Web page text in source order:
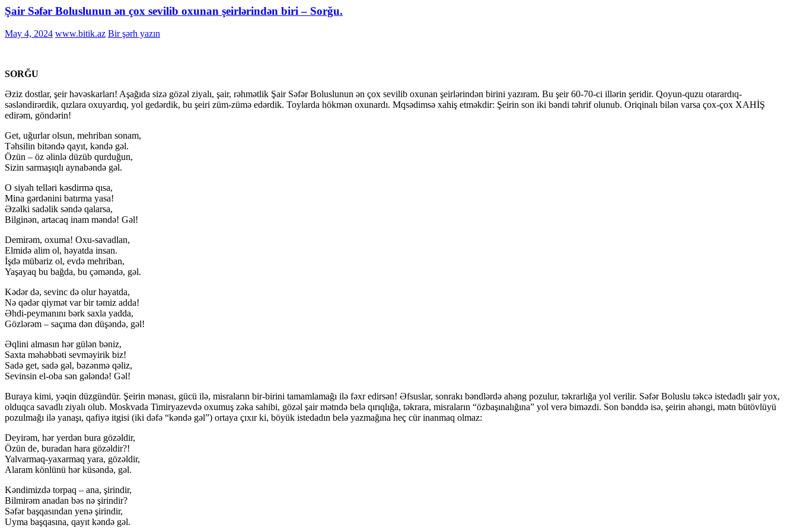
Şair Səfər Boluslunun ən çox sevilib oxunan şeirlərindən biri – Sorğu.
May 4, 2024 www.bitik.az Bir şərh yazın
SORĞU
Əziz dostlar, şeir həvəskarları! Aşağıda sizə gözəl ziyalı, şair, rəhmətlik Şair Səfər Boluslunun ən çox sevilib oxunan şeirlərindən birini yazıram. Bu şeir 60-70-ci illərin şeridir. Qoyun-quzu otarardıq-
səsləndirərdik, qızlara oxuyardıq, yol gedərdik, bu şeiri züm-zümə edərdik. Toylarda hökmən oxunardı. Mqsədimsə xahiş etməkdir: Şeirin son iki bəndi təhrif olunub. Oriqinalı bilən varsa çox-çox XAHİŞ
edirəm, göndərin!
Get, uğurlar olsun, mehriban sonam,
Təhsilin bitəndə qayıt, kəndə gəl.
Özün – öz əlinlə düzüb qurduğun,
Sizin sarmaşıqlı aynabəndə gəl.
O siyah telləri kəsdirmə qısa,
Mina gərdənini batırma yasa!
Əzəlki sadəlik səndə qalarsa,
Bilginən, artacaq inam məndə! Gəl!
Demirəm, oxuma! Oxu-savadlan,
Elmidə alim ol, həyatda insan.
İşdə mübariz ol, evdə mehriban,
Yaşayaq bu bağda, bu çəməndə, gəl.
Kədər də, sevinc də olur həyatda,
Nə qədər qiymət var bir təmiz adda!
Əhdi-peymanını bərk saxla yadda,
Gözlərəm – saçıma dən düşəndə, gəl!
Əqlini almasın hər gülən bəniz,
Saxta məhəbbəti sevməyirik biz!
Sadə get, sadə gəl, bəzənmə qəliz,
Sevinsin el-oba sən gələndə! Gəl!
Buraya kimi, yəqin düzgündür. Şeirin mənası, gücü ilə, misraların bir-birini tamamlamağı ilə fəxr edirsən! Əfsuslar, sonrakı bəndlərdə ahəng pozulur, təkrarlığa yol verilir. Səfər Boluslu təkcə istedadlı şair yox,
olduqca savadlı ziyalı olub. Moskvada Timiryazevdə oxumuş zəka sahibi, gözəl şair mətndə belə qırıqlığa, təkrara, misraların “özbaşınalığına” yol verə biməzdi. Son bənddə isə, şeirin ahəngi, mətn bütövlüyü
pozulmağı ilə yanaşı, qafiyə itgisi (iki dəfə “kəndə gəl”) ortaya çıxır ki, böyük istedadın belə yazmağına heç cür inanmaq olmaz:
Deyirəm, hər yerdən bura gözəldir,
Özün de, buradan hara gözəldir?!
Yalvarmaq-yaxarmaq yara, gözəldir,
Alaram könlünü hər küsəndə, gəl.
Kəndimizdə torpaq – ana, şirindir,
Bilmirəm anadan bəs nə şirindir?
Səfər başqasından yenə şirindir,
Uyma başqasına, qayıt kəndə gəl.